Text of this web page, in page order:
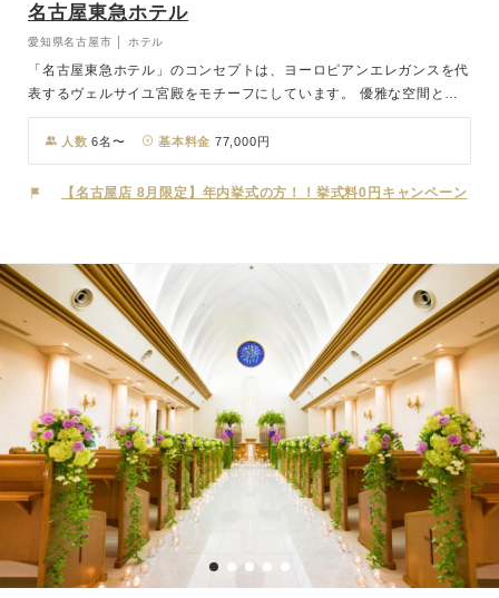
名古屋東急ホテル
愛知県名古屋市 │ ホテル
「名古屋東急ホテル」のコンセプトは、ヨーロピアンエレガンスを代
表するヴェルサイユ宮殿をモチーフにしています。 優雅な空間と、
細部にまでこだわったディテールで普遍的な価値を演出します。 ご
家族・ご親族での会食会もホテル内で行えますので、移動も少なく大
変便利です。 80名を超えるキッチンスタッフを有する名古屋東急ホ
テルでは、”料理は、おもてなしの原点”と考え、選び抜かれた食材
人数 6名〜 基本料金 77,000円
【名古屋店 8月限定】年内挙式の方！！挙式料0円キャンペーン